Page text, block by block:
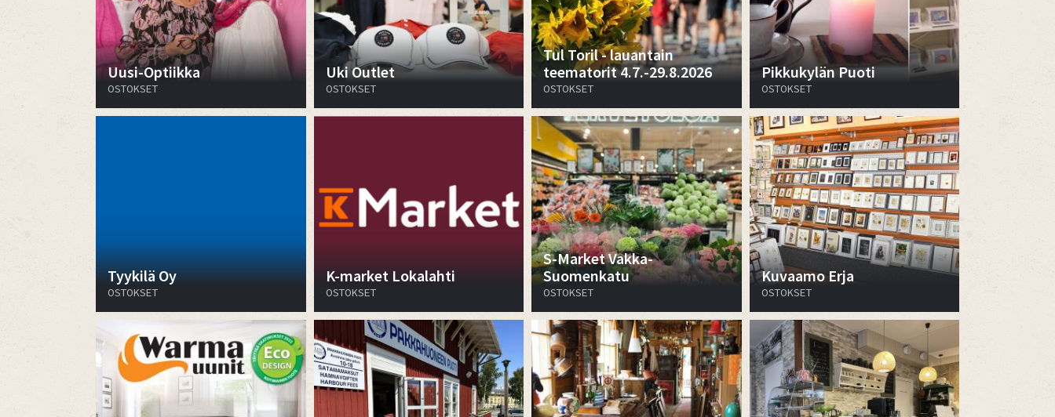
Uusi-Optiikka
OSTOKSET
Uki Outlet
OSTOKSET
Tul Toril - lauantain
teematorit 4.7.-29.8.2026
OSTOKSET
Pikkukylän Puoti
OSTOKSET
Tyykilä Oy
OSTOKSET
K-market Lokalahti
OSTOKSET
S-Market Vakka-
Suomenkatu
OSTOKSET
Kuvaamo Erja
OSTOKSET